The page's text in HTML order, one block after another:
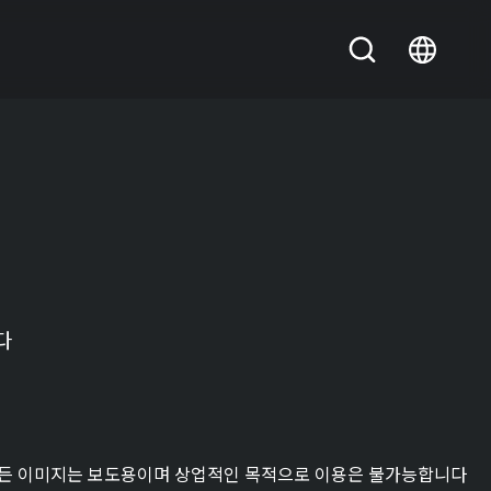
이미지는 보도용이며 상업적인 목적으로 이용은 불가능합니다